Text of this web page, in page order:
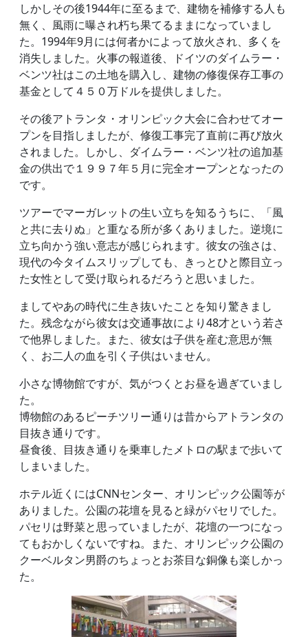
しかしその後1944年に至るまで、建物を補修する人も
無く、風雨に曝され朽ち果てるままになっていまし
た。1994年9月には何者かによって放火され、多くを
消失しました。火事の報道後、ドイツのダイムラー・
ベンツ社はこの土地を購入し、建物の修復保存工事の
基金として４５０万ドルを提供しました。
その後アトランタ・オリンピック大会に合わせてオー
プンを目指しましたが、修復工事完了直前に再び放火
されました。しかし、ダイムラー・ベンツ社の追加基
金の供出で１９９７年５月に完全オープンとなったの
です。
ツアーでマーガレットの生い立ちを知るうちに、「風
と共に去りぬ」と重なる所が多くありました。逆境に
立ち向かう強い意志が感じられます。彼女の強さは、
現代の今タイムスリップしても、きっとひと際目立っ
た女性として受け取られるだろうと思いました。
ましてやあの時代に生き抜いたことを知り驚きまし
た。残念ながら彼女は交通事故により48才という若さ
で他界しました。また、彼女は子供を産む意思が無
く、お二人の血を引く子供はいません。
小さな博物館ですが、気がつくとお昼を過ぎていまし
た。
博物館のあるピーチツリー通りは昔からアトランタの
目抜き通りです。
昼食後、目抜き通りを乗車したメトロの駅まで歩いて
しまいました。
ホテル近くにはCNNセンター、オリンピック公園等が
ありました。公園の花壇を見ると緑がパセリでした。
パセリは野菜と思っていましたが、花壇の一つになっ
てもおかしくないですね。また、オリンピック公園の
クーベルタン男爵のちょっとお茶目な銅像も楽しかっ
た。